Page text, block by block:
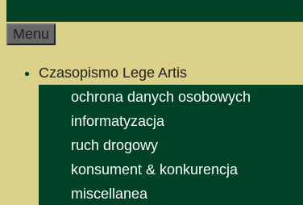
Menu
Czasopismo Lege Artis
ochrona danych osobowych
informatyzacja
ruch drogowy
konsument & konkurencja
miscellanea